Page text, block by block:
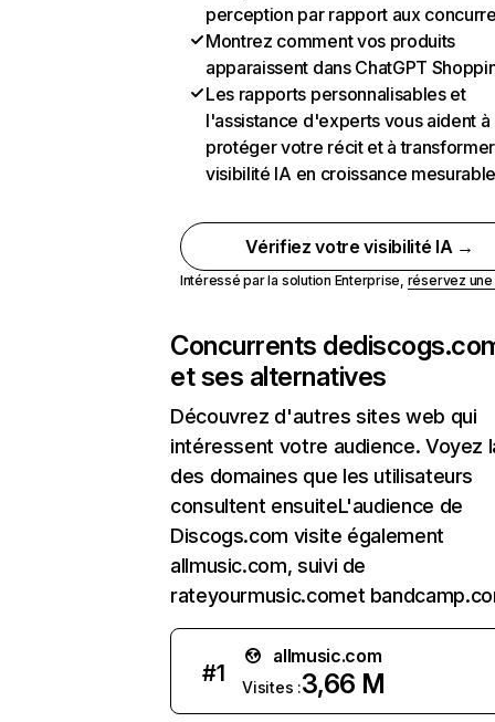
perception par rapport aux
Montrez comment vos produits
apparaissent dans ChatGPT
Les rapports personnalisables et
l'assistance d'experts vous aident à
protéger votre récit et à
visibilité IA en croissance
Vérifiez votre visibilité IA →
Intéressé par la solution Enterprise, réservez
Concurrents de
et ses alternatives
Découvrez d'autres sites web qui
intéressent votre audience. Voyez
des domaines que les utilisateurs
consultent ensuiteL'audience de
Discogs.com visite également
allmusic.com, suivi de
rateyourmusic.comet
#1
allmusic.com
Visites :3,66 M